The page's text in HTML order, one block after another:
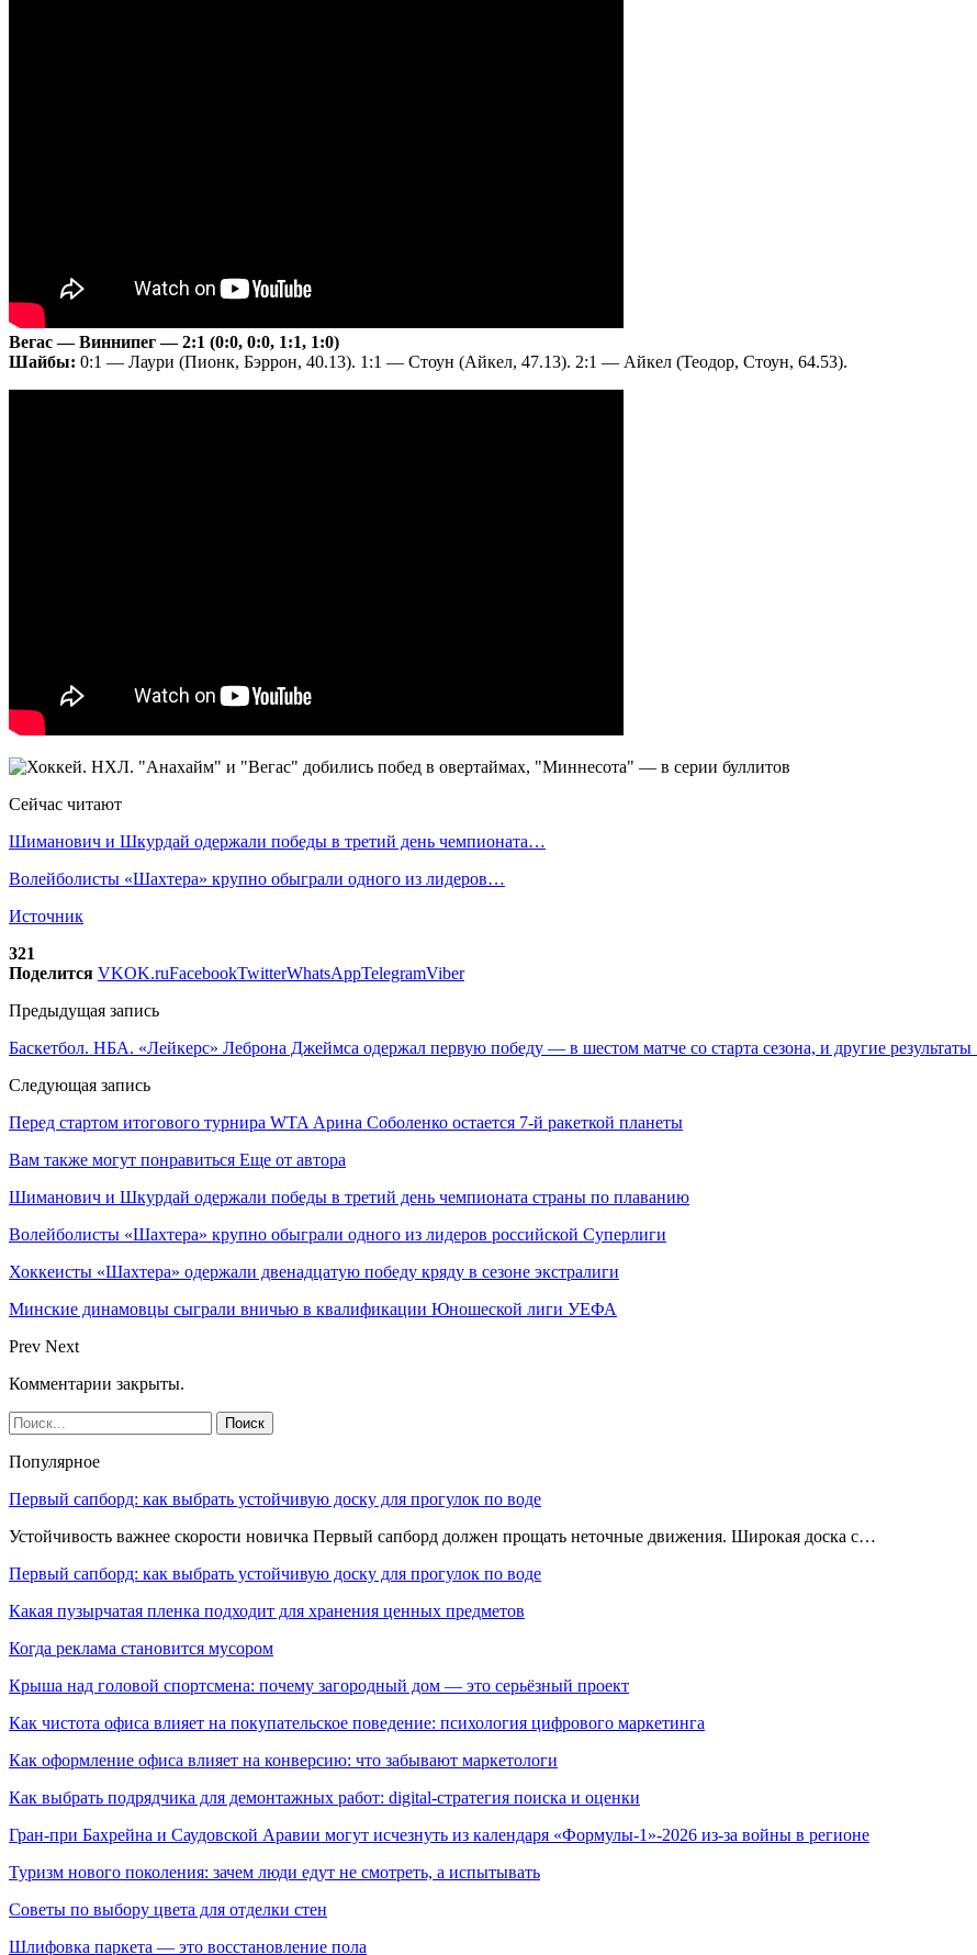
Вегас — Виннипег — 2:1 (0:0, 0:0, 1:1, 1:0)
Шайбы: 0:1 — Лаури (Пионк, Бэррон, 40.13). 1:1 — Стоун (Айкел, 47.13). 2:1 — Айкел (Теодор, Стоун, 64.53).
Сейчас читают
Шиманович и Шкурдай одержали победы в третий день чемпионата…
Волейболисты «Шахтера» крупно обыграли одного из лидеров…
Источник
321
Поделится VKOK.ruFacebookTwitterWhatsAppTelegramViber
Предыдущая запись
Баскетбол. НБА. «Лейкерс» Леброна Джеймса одержал первую победу — в шестом матче со старта сезона, и другие результаты
Следующая запись
Перед стартом итогового турнира WTA Арина Соболенко остается 7-й ракеткой планеты
Вам также могут понравиться Еще от автора
Шиманович и Шкурдай одержали победы в третий день чемпионата страны по плаванию
Волейболисты «Шахтера» крупно обыграли одного из лидеров российской Суперлиги
Хоккеисты «Шахтера» одержали двенадцатую победу кряду в сезоне экстралиги
Минские динамовцы сыграли вничью в квалификации Юношеской лиги УЕФА
Prev Next
Комментарии закрыты.
Популярное
Первый сапборд: как выбрать устойчивую доску для прогулок по воде
Устойчивость важнее скорости новичка Первый сапборд должен прощать неточные движения. Широкая доска с…
Первый сапборд: как выбрать устойчивую доску для прогулок по воде
Какая пузырчатая пленка подходит для хранения ценных предметов
Когда реклама становится мусором
Крыша над головой спортсмена: почему загородный дом — это серьёзный проект
Как чистота офиса влияет на покупательское поведение: психология цифрового маркетинга
Как оформление офиса влияет на конверсию: что забывают маркетологи
Как выбрать подрядчика для демонтажных работ: digital-стратегия поиска и оценки
Гран-при Бахрейна и Саудовской Аравии могут исчезнуть из календаря «Формулы-1»-2026 из-за войны в регионе
Туризм нового поколения: зачем люди едут не смотреть, а испытывать
Советы по выбору цвета для отделки стен
Шлифовка паркета — это восстановление пола